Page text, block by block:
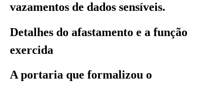
vazamentos de dados sensíveis.
Detalhes do afastamento e a função
exercida
A portaria que formalizou o